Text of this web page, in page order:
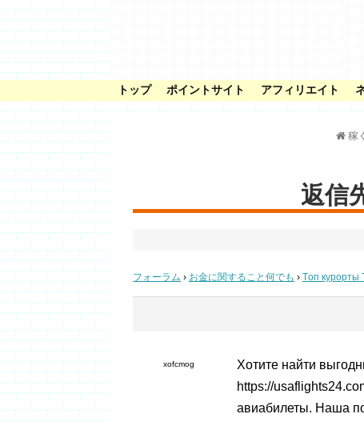
トップ ポイントサイト アフィリエイト
稼
返信
フォーラム › お金に関すること何でも › Tоп курорты
xofcmog
Хотите найти
https://
авиабилеты. Наша